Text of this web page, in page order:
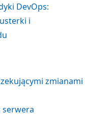
DevOps:
i
zmianami
serwera